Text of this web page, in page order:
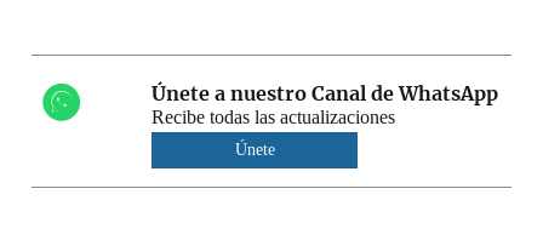
Únete a nuestro Canal de WhatsApp
Recibe todas las actualizaciones
Únete